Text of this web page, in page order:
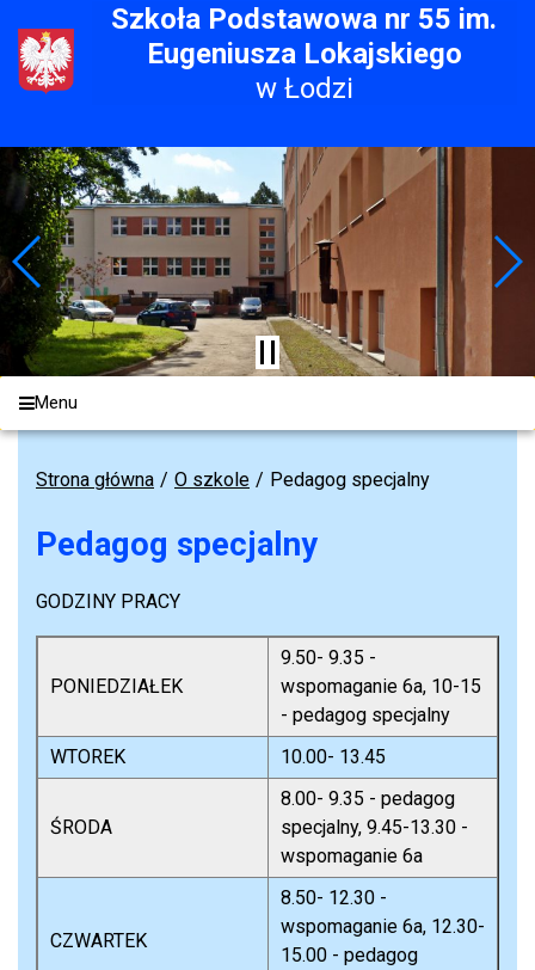
Szkoła Podstawowa nr 55 im.
Eugeniusza Lokajskiego
w Łodzi
Menu
Strona główna O szkole Pedagog specjalny
Pedagog specjalny
GODZINY PRACY
PONIEDZIAŁEK
9.50- 9.35 -
wspomaganie 6a, 10-15
- pedagog specjalny
WTOREK
10.00- 13.45
ŚRODA
8.00- 9.35 - pedagog
specjalny, 9.45-13.30 -
wspomaganie 6a
CZWARTEK
8.50- 12.30 -
wspomaganie 6a, 12.30-
15.00 - pedagog